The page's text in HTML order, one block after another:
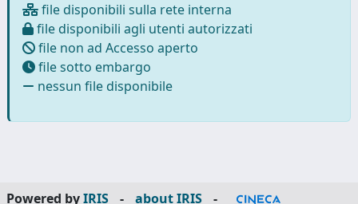
file disponibili sulla rete interna
file disponibili agli utenti autorizzati
file non ad Accesso aperto
file sotto embargo
nessun file disponibile
Powered byIRIS - about IRIS -